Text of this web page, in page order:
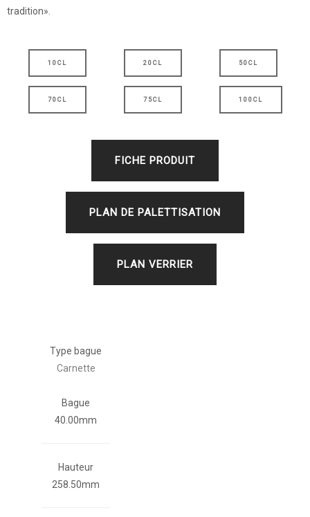
tradition».
10CL 20CL 50CL
70CL 75CL 100CL
FICHE PRODUIT
PLAN DE PALETTISATION
PLAN VERRIER
Type bague
Carnette
Bague
40.00mm
Hauteur
258.50mm